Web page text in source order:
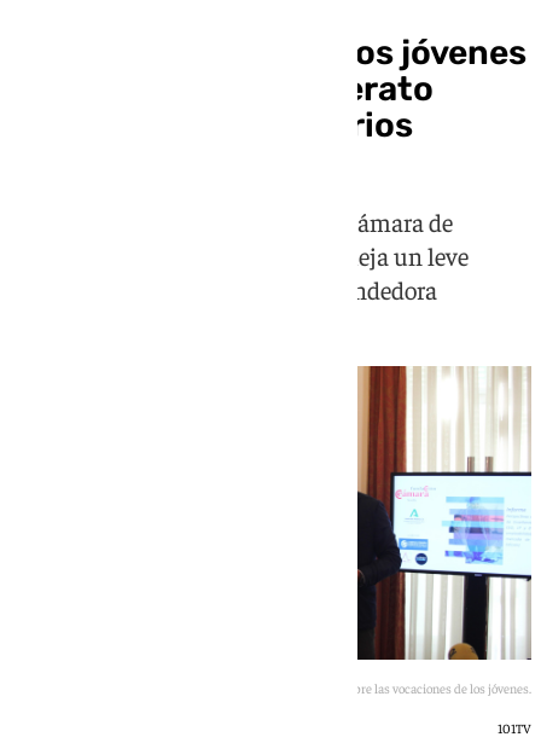
Cerca de la mitad de los jóvenes
que estudian Bachillerato
quieren ser funcionarios
En un estudio presentado por la Cámara de
Comercio de Sevill también se refleja un leve
crecimiento de la vocación emprendedora
Presentación del informe de empleo sobre las vocaciones de los jóvenes.
101TV